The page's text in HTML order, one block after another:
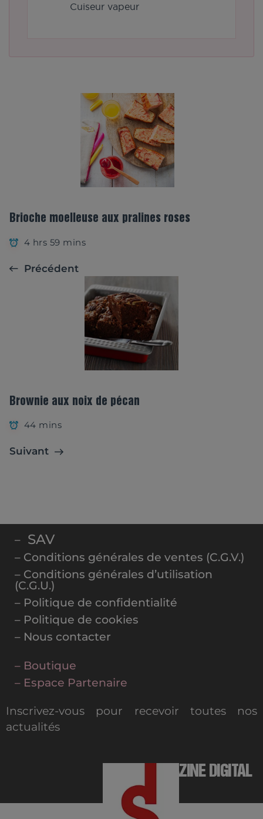
Cuiseur vapeur
Brioche moelleuse aux pralines roses
4 hrs 59 mins
Précédent
Brownie aux noix de pécan
44 mins
Suivant
– SAV
– Conditions générales de ventes (C.G.V.)
– Conditions générales d’utilisation
(C.G.U.)
– Politique de confidentialité
– Politique de cookies
– Nous contacter
– Boutique
– Espace Partenaire
Inscrivez-vous pour recevoir toutes nos
actualités
MAGAZINE DIGITAL